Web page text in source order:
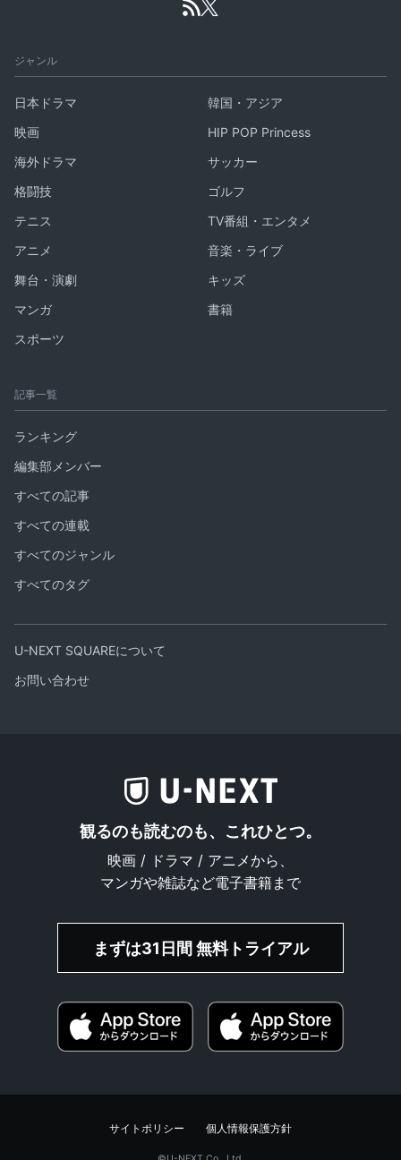
ジャンル
日本ドラマ
韓国・アジア
映画
HIP POP Princess
海外ドラマ
サッカー
格闘技
ゴルフ
テニス
TV番組・エンタメ
アニメ
音楽・ライブ
舞台・演劇
キッズ
マンガ
書籍
スポーツ
記事一覧
ランキング
編集部メンバー
すべての記事
すべての連載
すべてのジャンル
すべてのタグ
U-NEXT SQUAREについて
お問い合わせ
観るのも読むのも、これひとつ。
映画 / ドラマ / アニメから、
マンガや雑誌など電子書籍まで
まずは31日間 無料トライアル
サイトポリシー 個人情報保護方針